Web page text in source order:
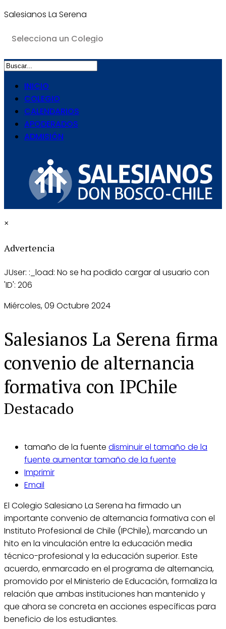
Salesianos La Serena
INICIO
COLEGIO
CALENDARIOS
APODERADOS
ADMISIÓN
×
Advertencia
JUser: :_load: No se ha podido cargar al usuario con
'ID': 206
Miércoles, 09 Octubre 2024
Salesianos La Serena firma
convenio de alternancia
formativa con IPChile
Destacado
tamaño de la fuente disminuir el tamaño de la
fuente aumentar tamaño de la fuente
Imprimir
Email
El Colegio Salesiano La Serena ha firmado un
importante convenio de alternancia formativa con el
Instituto Profesional de Chile (IPChile), marcando un
hito en la vinculación entre la educación media
técnico-profesional y la educación superior. Este
acuerdo, enmarcado en el programa de alternancia,
promovido por el Ministerio de Educación, formaliza la
relación que ambas instituciones han mantenido y
que ahora se concreta en acciones específicas para
beneficio de los estudiantes.